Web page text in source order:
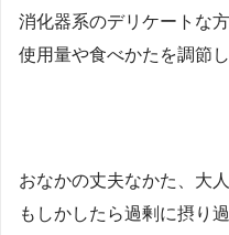
消化器系のデリケートな
使用量や食べかたを調節
おなかの丈夫なかた、大
もしかしたら過剰に摂り